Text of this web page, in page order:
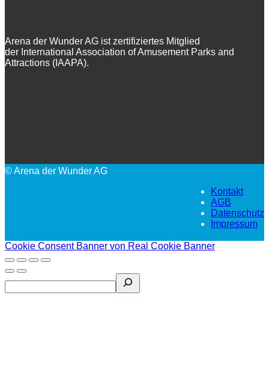
Arena der Wunder AG ist zertifiziertes Mitglied
der International Association of Amusement Parks and
Attractions (IAAPA).
© Arena der Wunder AG
Kontakt
AGB
Datenschutz
Impressum
Cookie Consent Banner von Real Cookie Banner